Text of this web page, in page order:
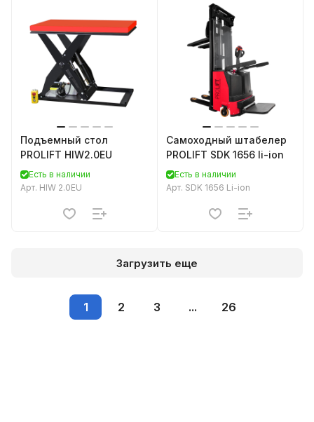
Подъемный стол
PROLIFT HIW2.0EU
Есть в наличии
Арт. HIW 2.0EU
Самоходный штабелер
PROLIFT SDK 1656 li-ion
Есть в наличии
Арт. SDK 1656 Li-ion
Загрузить еще
1 2 3 ... 26